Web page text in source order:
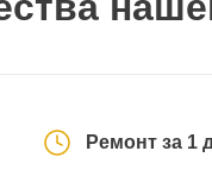
Ремонт за 1